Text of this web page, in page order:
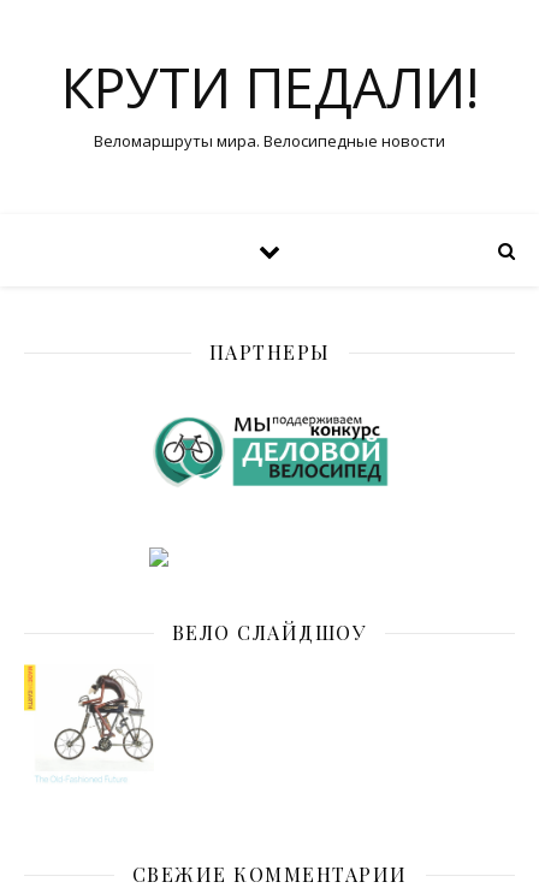
КРУТИ ПЕДАЛИ!
Веломаршруты мира. Велосипедные новости
ПАРТНЕРЫ
ВЕЛО СЛАЙДШОУ
СВЕЖИЕ КОММЕНТАРИИ